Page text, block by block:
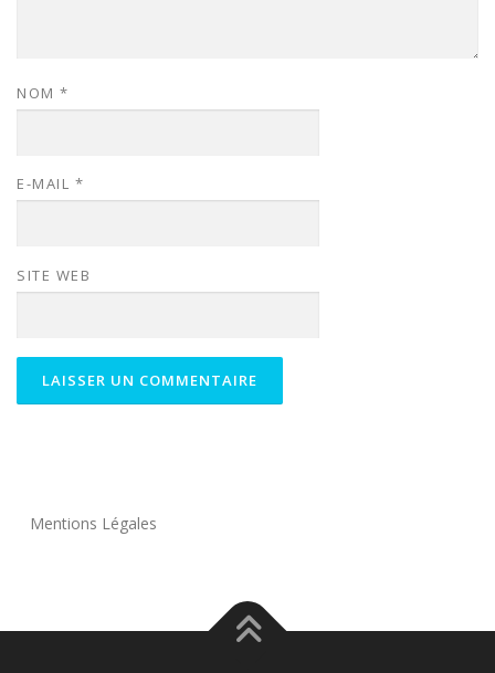
NOM *
E-MAIL *
SITE WEB
Mentions Légales